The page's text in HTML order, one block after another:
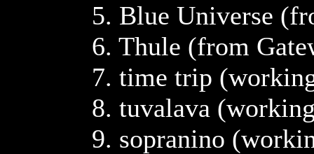
5. Blue Universe
6. Thule (from
7. time trip
8. tuvalava
9. sopranino